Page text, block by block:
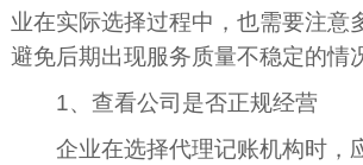
业在实际选择过程中，也需要注意
避免后期出现服务质量不稳定的情
1、查看公司是否正规经营
企业在选择代理记账机构时，